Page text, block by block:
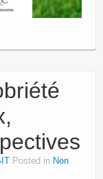
Posted in Non